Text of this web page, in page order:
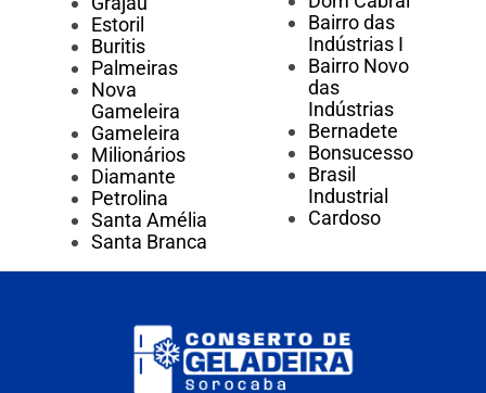
Estoril
Buritis
Palmeiras
Nova
Gameleira
Gameleira
Milionários
Diamante
Petrolina
Santa Amélia
Santa Branca
Bairro das
Indústrias I
Bairro Novo
das
Indústrias
Bernadete
Bonsucesso
Brasil
Industrial
Cardoso